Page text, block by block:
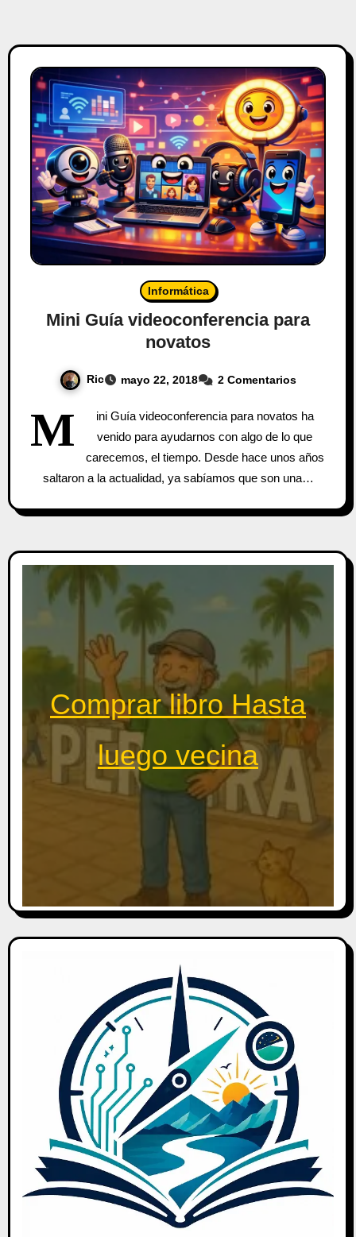
Informática
Mini Guía videoconferencia para
novatos
Ric mayo 22, 2018 2 Comentarios
M
ini Guía videoconferencia para novatos ha
venido para ayudarnos con algo de lo que
carecemos, el tiempo. Desde hace unos años
saltaron a la actualidad, ya sabíamos que son una…
Comprar libro Hasta
luego vecina